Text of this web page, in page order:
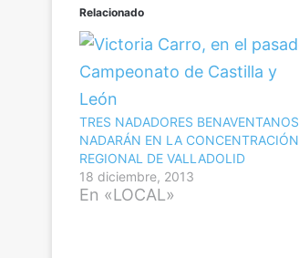
Relacionado
TRES NADADORES BENAVENTANOS
NADARÁN EN LA CONCENTRACIÓN
REGIONAL DE VALLADOLID
18 diciembre, 2013
En «LOCAL»